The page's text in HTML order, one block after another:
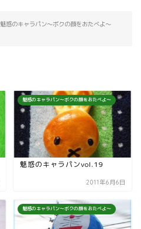
魅惑のキャラパン～ボクの顔をおたべよ～
魅惑のキャラパン～ボクの顔をおたべよ～
魅惑のキャラパンvol.19
2011年6月6日
魅惑のキャラパン～ボクの顔をおたべよ～